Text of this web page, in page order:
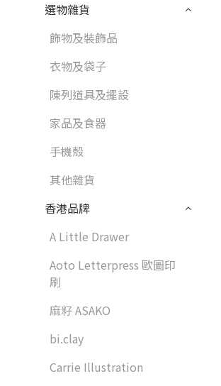
選物雜貨
飾物及裝飾品
衣物及袋子
陳列道具及擺設
家品及食器
手機殼
其他雜貨
香港品牌
A Little Drawer
Aoto Letterpress 歐圖印
刷
麻籽 ASAKO
bi.clay
Carrie Illustration